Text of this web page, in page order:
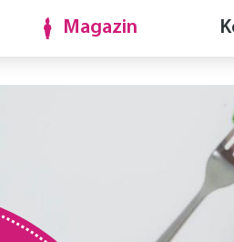
Magazin